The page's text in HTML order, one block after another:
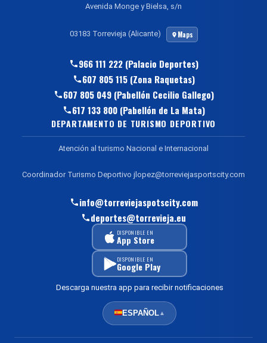
Avenida Monge y Bielsa, s/n
03183 Torrevieja (Alicante) Maps
966 111 222 (Palacio Deportes)
607 805 115 (Zona Raquetas)
607 805 049 (Pabellón Cecilio Gallego)
617 133 800 (Pabellón de La Mata)
DEPARTAMENTO DE TURISMO DEPORTIVO
Atención al turismo Nacional e Internacional
Coordinador Turismo Deportivo jlopez@torreviejasportscity.com
info@torreviejaspotscity.com
deportes@torrevieja.eu
DISPONIBLE EN
App Store
DISPONIBLE EN
Google Play
Descarga nuestra app para recibir notificaciones
ESPAÑOL▲